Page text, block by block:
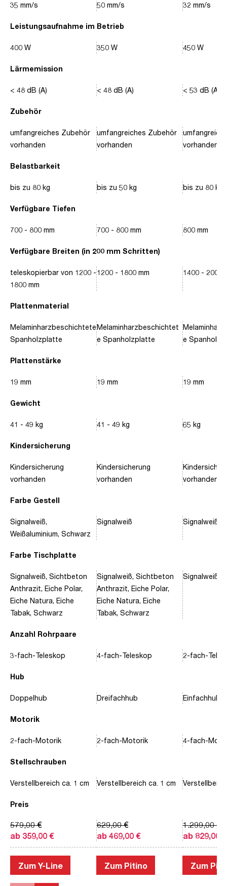
Leistungsaufnahme im Betrieb
Lärmemission
Zubehör
Belastbarkeit
Verfügbare Tiefen
Verfügbare Breiten (in 200 mm Schritten)
Plattenmaterial
Plattenstärke
Gewicht
Kindersicherung
Farbe Gestell
Farbe Tischplatte
Anzahl Rohrpaare
Hub
Motorik
Stellschrauben
Preis
35 mm/s
400 W
< 48 dB (A)
umfangreiches Zubehör
vorhanden
bis zu 80 kg
700 - 800 mm
teleskopierbar von 1200 -
1800 mm
Melaminharzbeschichtete
Spanholzplatte
19 mm
41 - 49 kg
Kindersicherung
vorhanden
Signalweiß,
Weißaluminium, Schwarz
Signalweiß, Sichtbeton
Anthrazit, Eiche Polar,
Eiche Natura, Eiche
Tabak, Schwarz
3-fach-Teleskop
Doppelhub
2-fach-Motorik
Verstellbereich ca. 1 cm
ab 359,00 €
579,00 €
Zum Y-Line
50 mm/s
350 W
< 48 dB (A)
umfangreiches Zubehör
vorhanden
bis zu 50 kg
700 - 800 mm
1200 - 1800 mm
Melaminharzbeschichtet
e Spanholzplatte
19 mm
41 - 49 kg
Kindersicherung
vorhanden
Signalweiß
Signalweiß, Sichtbeton
Anthrazit, Eiche Polar,
Eiche Natura, Eiche
Tabak, Schwarz
4-fach-Teleskop
Dreifachhub
2-fach-Motorik
Verstellbereich ca. 1 cm
ab 469,00 €
629,00 €
Zum Pitino
32 mm/s
450 W
< 53 dB (A)
vorhanden
bis zu 80 kg
800 mm
1400 - 2000
e
19 mm
65 kg
vorhanden
Signalweiß,
Signalweiß,
2-fach-
Einfachhub
4-fach-
ab 829,00 €
1.299,00 €
Zum